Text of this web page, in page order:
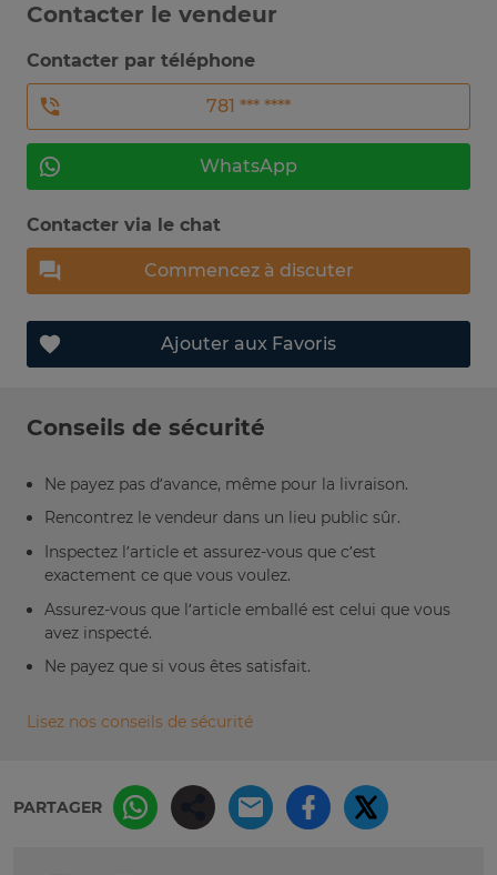
Contacter le vendeur
Contacter par téléphone
781 *** ****
WhatsApp
Contacter via le chat
Commencez à discuter
Ajouter aux Favoris
Conseils de sécurité
Ne payez pas d’avance, même pour la livraison.
Rencontrez le vendeur dans un lieu public sûr.
Inspectez l’article et assurez-vous que c’est
exactement ce que vous voulez.
Assurez-vous que l’article emballé est celui que vous
avez inspecté.
Ne payez que si vous êtes satisfait.
Lisez nos conseils de sécurité
PARTAGER